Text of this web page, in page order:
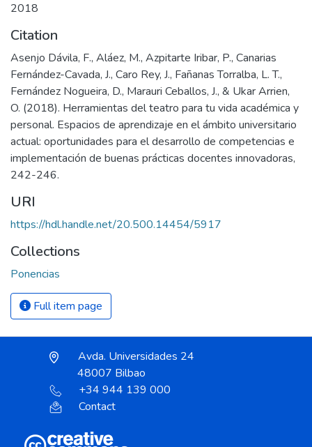
2018
Citation
Asenjo Dávila, F., Aláez, M., Azpitarte Iribar, P., Canarias
Fernández-Cavada, J., Caro Rey, J., Fañanas Torralba, L. T.,
Fernández Nogueira, D., Marauri Ceballos, J., & Ukar Arrien,
O. (2018). Herramientas del teatro para tu vida académica y
personal. Espacios de aprendizaje en el ámbito universitario
actual: oportunidades para el desarrollo de competencias e
implementación de buenas prácticas docentes innovadoras,
242-246.
URI
https://hdl.handle.net/20.500.14454/5917
Collections
Ponencias
Full item page
Avda. Universidades 24
48007 Bilbao
+34 944 139 000
Contact